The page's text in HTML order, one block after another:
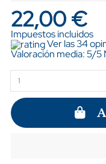
22,00 €
Impuestos incluidos
Ver las 34
Valoración media:5/5